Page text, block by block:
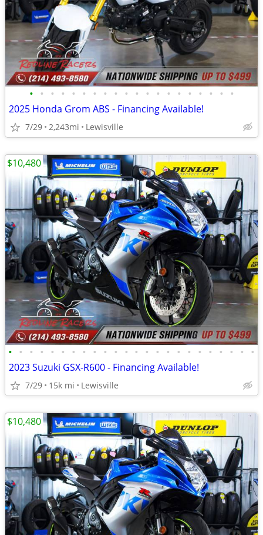
• • • • • • • • • • • • • • • • • • • •
2025 Honda Grom ABS - Financing Available!
7/29 2,243mi Lewisville
• • • • • • • • • • • • • • • • • • • • • • • •
2023 Suzuki GSX-R600 - Financing Available!
7/29 15k mi Lewisville
$10,480
$10,480